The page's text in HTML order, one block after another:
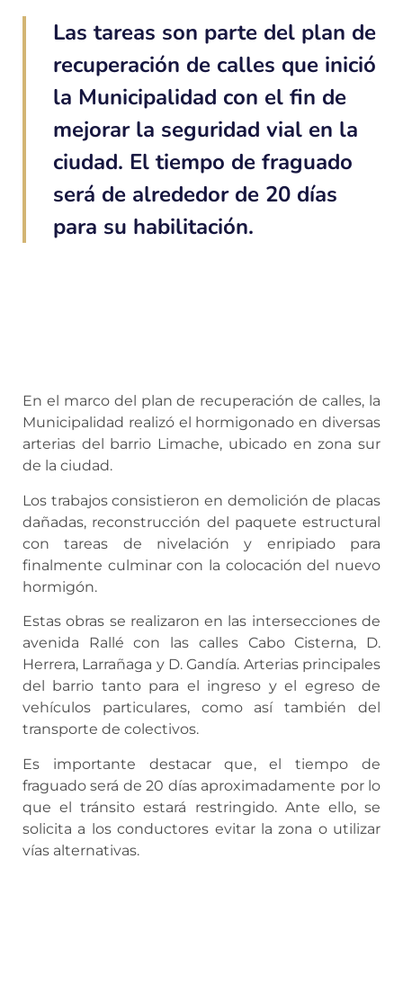
Las tareas son parte del plan de
recuperación de calles que inició
la Municipalidad con el fin de
mejorar la seguridad vial en la
ciudad. El tiempo de fraguado
será de alrededor de 20 días
para su habilitación.
En el marco del plan de recuperación de calles, la
Municipalidad realizó el hormigonado en diversas
arterias del barrio Limache, ubicado en zona sur
de la ciudad.
Los trabajos consistieron en demolición de placas
dañadas, reconstrucción del paquete estructural
con tareas de nivelación y enripiado para
finalmente culminar con la colocación del nuevo
hormigón.
Estas obras se realizaron en las intersecciones de
avenida Rallé con las calles Cabo Cisterna, D.
Herrera, Larrañaga y D. Gandía. Arterias principales
del barrio tanto para el ingreso y el egreso de
vehículos particulares, como así también del
transporte de colectivos.
Es importante destacar que, el tiempo de
fraguado será de 20 días aproximadamente por lo
que el tránsito estará restringido. Ante ello, se
solicita a los conductores evitar la zona o utilizar
vías alternativas.